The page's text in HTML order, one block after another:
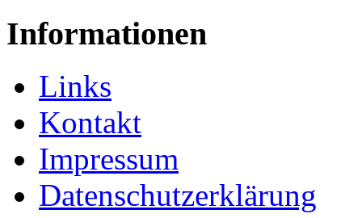
Informationen
Links
Kontakt
Impressum
Datenschutzerklärung